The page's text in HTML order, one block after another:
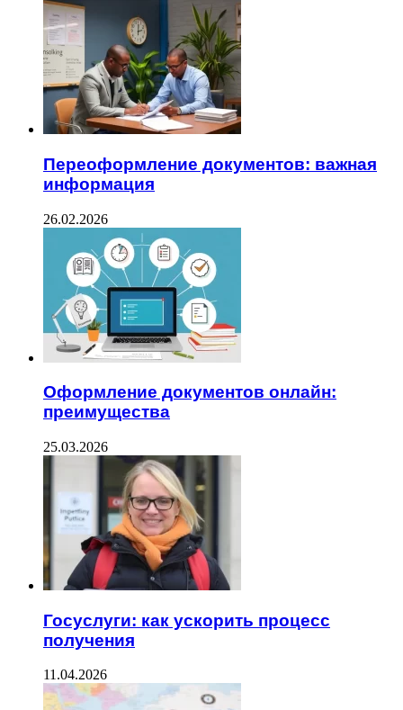
Переоформление документов: важная
информация
26.02.2026
Оформление документов онлайн:
преимущества
25.03.2026
Госуслуги: как ускорить процесс
получения
11.04.2026